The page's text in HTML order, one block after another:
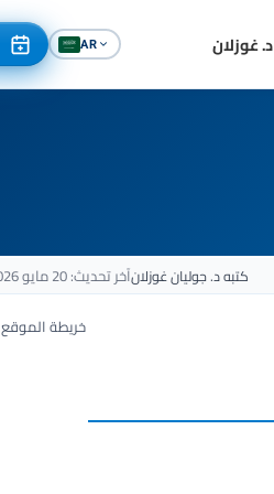
د. غوزلان AR
كتبهد. جوليان غوزلانآخر تحديث: 20 مايو 2026
خريطة الموقع